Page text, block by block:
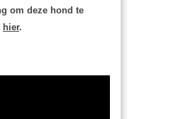
om deze hond te
hier.